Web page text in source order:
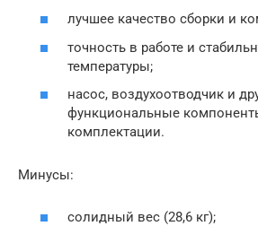
лучшее качество сборки и
точность в работе и
температуры;
насос, воздухоотводчик и
функциональные
комплектации.
Минусы:
солидный вес (28,6 кг);